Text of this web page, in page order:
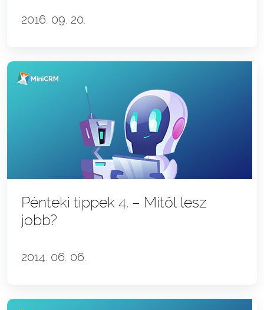
2016. 09. 20.
Pénteki tippek 4. – Mitől lesz
jobb?
2014. 06. 06.